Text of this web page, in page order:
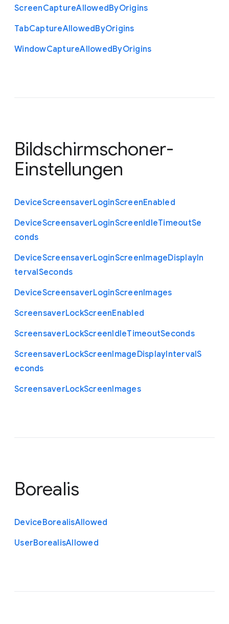
ScreenCaptureAllowedByOrigins
TabCaptureAllowedByOrigins
WindowCaptureAllowedByOrigins
Bildschirmschoner-
Einstellungen
DeviceScreensaverLoginScreenEnabled
DeviceScreensaverLoginScreenIdleTimeoutSe
conds
DeviceScreensaverLoginScreenImageDisplayIn
tervalSeconds
DeviceScreensaverLoginScreenImages
ScreensaverLockScreenEnabled
ScreensaverLockScreenIdleTimeoutSeconds
ScreensaverLockScreenImageDisplayIntervalS
econds
ScreensaverLockScreenImages
Borealis
DeviceBorealisAllowed
UserBorealisAllowed